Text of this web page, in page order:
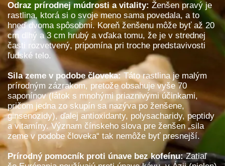
Odraz prírodnej múdrosti a vitality: Ženšen pravý je
rastlina, ktorá si o svoje meno sama povedala, a to
hneď dvoma spôsobmi. Koreň ženšenu môže byť až 20
cm dlhý a 3 cm hrubý a vďaka tomu, že je v strednej
časti rozvetvený, pripomína pri troche predstavivosti
ľudské telo.
Sila zeme v podobe človeka:Táto rastlina je malým
prírodným zázrakom, pretože obsahuje vyše 70
saponínov (látok s mnohými priaznivými účinkami,
pričom jedna zo skupín sa nazýva po ženšene,
ginsenozidy), ďalej antioxidanty, polysacharidy, peptidy
a vitamíny. Význam čínskeho slova pre ženšen „sila
zeme v podobe človeka“ tak nemôže byť presnejší.
Prírodný pomocník proti únave bez kofeínu:Zatiaľ